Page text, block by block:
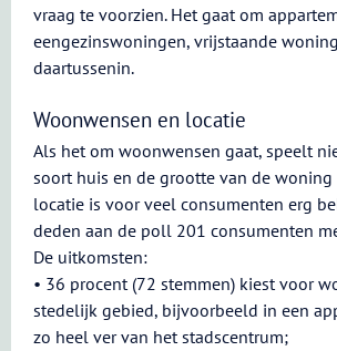
vraag te voorzien. Het gaat om
eengezinswoningen, vrijstaande
daartussenin.
Woonwensen en locatie
Als het om woonwensen gaat, speelt
soort huis en de grootte van de
locatie is voor veel consumenten erg
deden aan de poll 201 consumenten
De uitkomsten:
• 36 procent (72 stemmen) kiest voor
stedelijk gebied, bijvoorbeeld in een
zo heel ver van het stadscentrum;